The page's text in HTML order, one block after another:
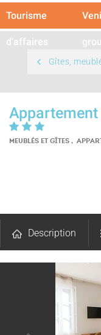
Tourisme
d'affaires
Gîtes,
MEUBLÉS ET GÎTES ,
Description